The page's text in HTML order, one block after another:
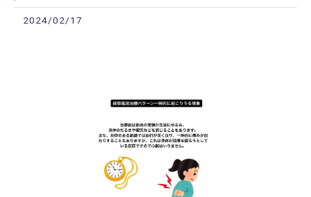
2024/02/17